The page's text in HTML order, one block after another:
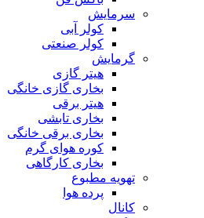
سرمایش
کولر آبی
کولر صنعتی
گرمایش
هیتر گازی
بخاری گازی خانگی
هیتر برقی
بخاری تابشی
بخاری برقی خانگی
کوره هوای گرم
بخاری کارگاهی
تهویه مطبوع
پرده هوا
کانال